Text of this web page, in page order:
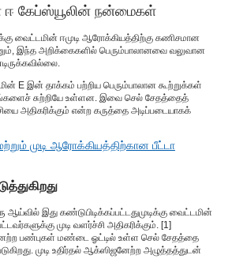
ஈ கேப்ஸ்யூலின் நன்மைகள்
வைட்டமின் ஈமுடி ஆரோக்கியத்திற்கு கணிசமான
இந்த அறிக்கைகளில் பெரும்பாலானவை வலுவான
E இன் தாக்கம் பற்றிய பெரும்பாலான கூற்றுக்கள்
சுற்றியே உள்ளன. இவை செல் சேதத்தைத்
அதிகரிக்கும் என்ற கருத்தை அடிப்படையாகக்
முடி ஆரோக்கியத்திற்கான பீட்டா
ஆய்வில் இது கண்டுபிடிக்கப்பட்டதுமுடிக்கு வைட்டமின்
முடி வளர்ச்சி அதிகரிக்கும். [1]
பண்புகள் மண்டை ஓட்டில் உள்ள செல் சேதத்தை
முடி உதிர்தல் ஆக்ஸிஜனேற்ற அழுத்தத்துடன்